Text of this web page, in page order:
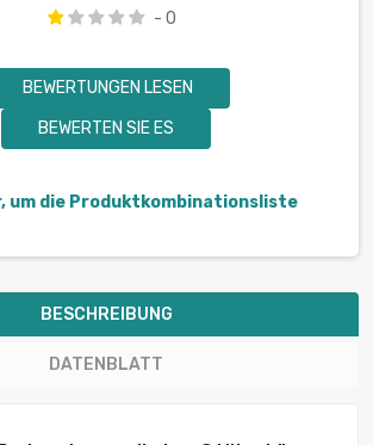
- 0
BEWERTUNGEN LESEN
BEWERTEN SIE ES
um die Produktkombinationsliste
BESCHREIBUNG
DATENBLATT